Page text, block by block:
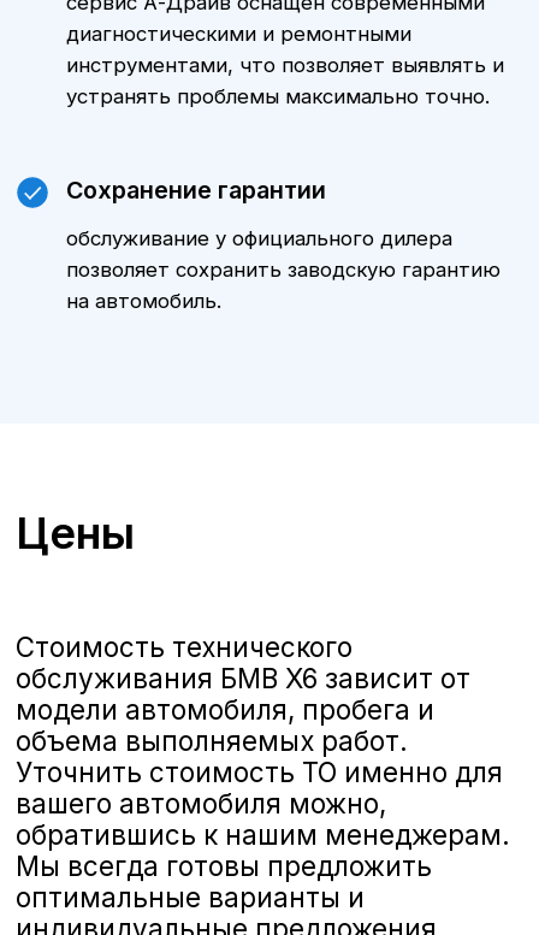
Драйв приглашает владельцев
автомобилей
сертифицированными
специалистами. Мы предлагаем
полную линейку услуг по ТО,
соответствующих стандартам BMW,
чтобы ваш автомобиль всегда
оставался в отличном состоянии и
обеспечивал безопасность и
комфорт на дороге.